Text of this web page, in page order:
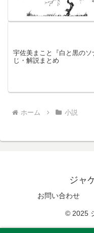
宇佐美まこと『白と黒のソ
じ・解説まとめ
ホーム 小説
ジャ
お問い合わせ
© 2025